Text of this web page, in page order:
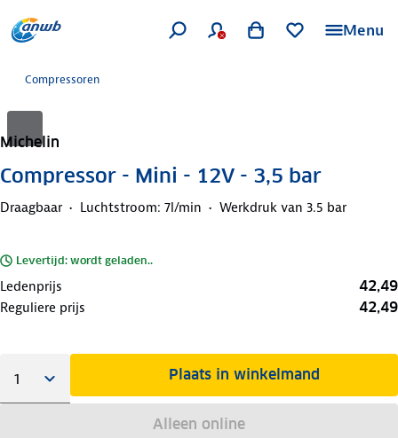
Menu
Compressoren
Michelin
Compressor - Mini - 12V - 3,5 bar
Draagbaar Luchtstroom: 7l/min Werkdruk van 3.5 bar
Levertijd: wordt geladen..
Ledenprijs 42,49
Reguliere prijs 42,49
Plaats in winkelmand
Alleen online